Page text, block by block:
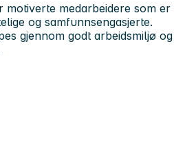
motiverte medarbeidere som er
og samfunnsengasjerte.
gjennom godt arbeidsmiljø og